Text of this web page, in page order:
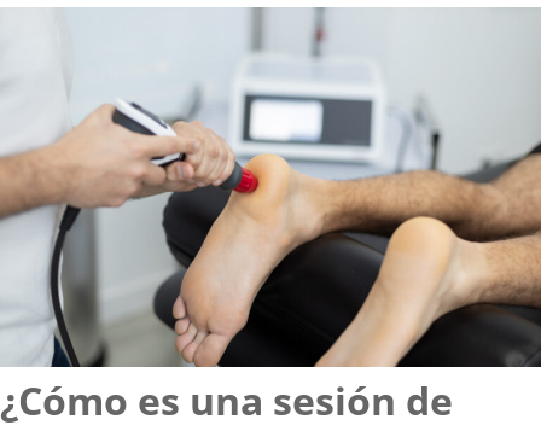
¿Cómo es una sesión de